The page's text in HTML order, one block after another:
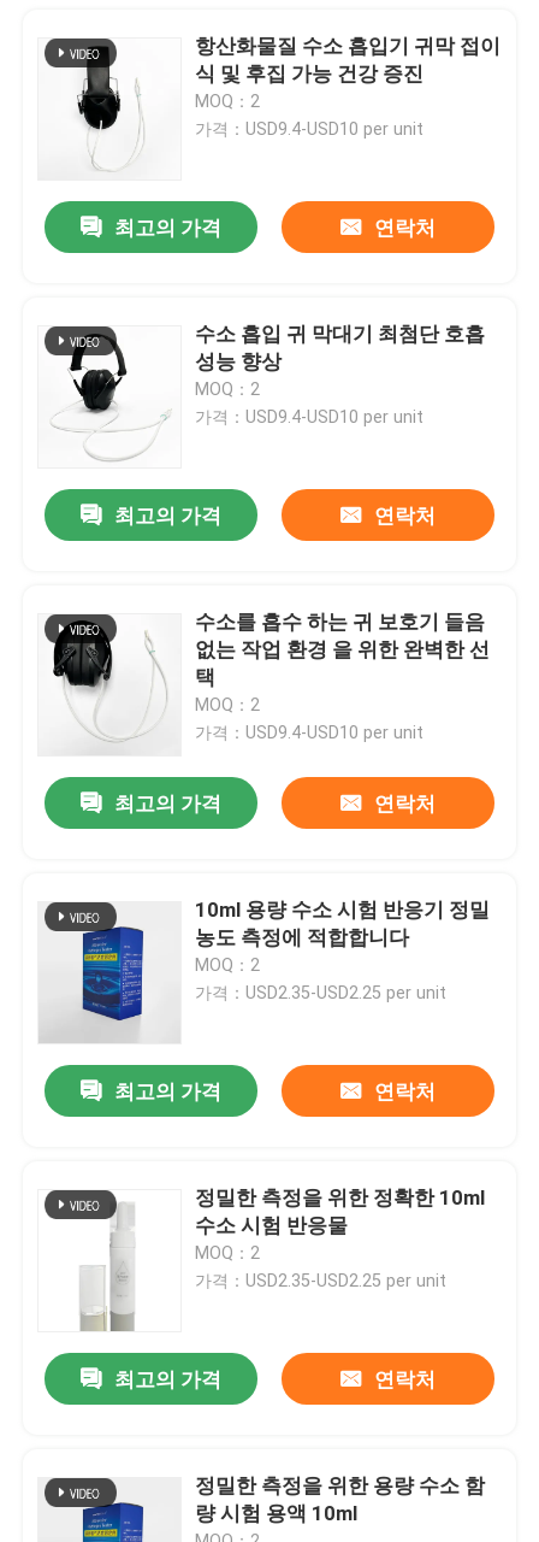
제품
회사 소개
공장 여행
문의하기
경우
수소 흡입기 기계
항산화물질 수소 흡입기 귀막 접이
식 및 후집 가능 건강 증진
MOQ：2
가격：USD9.4-USD10 per unit
최고의 가격 연락처
수소 흡입 귀 막대기 최첨단 호흡
성능 향상
MOQ：2
가격：USD9.4-USD10 per unit
최고의 가격 연락처
수소를 흡수 하는 귀 보호기 들음
없는 작업 환경 을 위한 완벽한 선
택
MOQ：2
가격：USD9.4-USD10 per unit
최고의 가격 연락처
10ml 용량 수소 시험 반응기 정밀
농도 측정에 적합합니다
MOQ：2
가격：USD2.35-USD2.25 per unit
최고의 가격 연락처
정밀한 측정을 위한 정확한 10ml
수소 시험 반응물
MOQ：2
가격：USD2.35-USD2.25 per unit
최고의 가격 연락처
정밀한 측정을 위한 용량 수소 함
량 시험 용액 10ml